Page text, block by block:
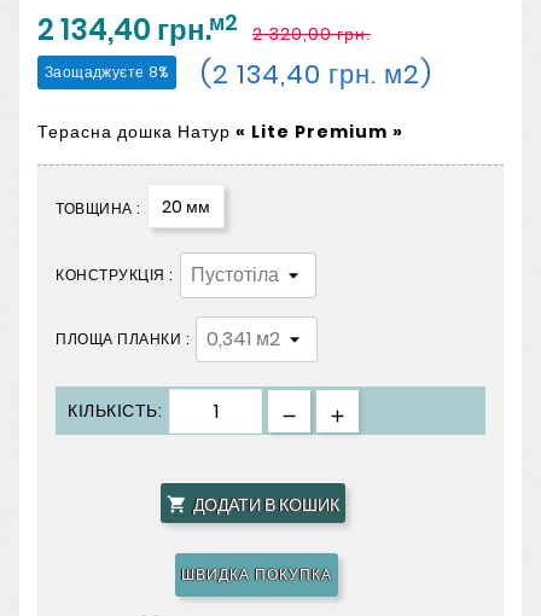
2 134,40 грн.м2 2 320,00 грн.
Заощаджуєте 8% (2 134,40 грн. м2)
Терасна дошка Натур « Lite Premium »
ТОВЩИНА : 20 мм
КОНСТРУКЦІЯ :
ПЛОЩА ПЛАНКИ :
КІЛЬКІСТЬ:
 ДОДАТИ В КОШИК
ШВИДКА ПОКУПКА